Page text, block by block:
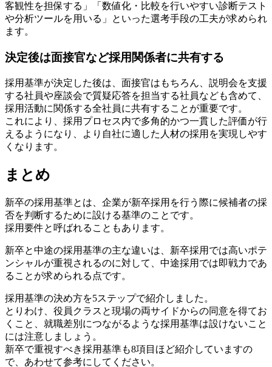
客観性を担保する」「数値化・比較を行いやすい診断テスト
や分析ツールを用いる」といった選考手段の工夫が求められ
ます。
決定後は面接官など採用関係者に共有する
採用基準が決定した後は、面接官はもちろん、説明会を支援
する社員や座談会で質疑応答を担当する社員なども含めて、
採用活動に関係する全社員に共有することが重要です。
これにより、採用プロセス内で多角的かつ一貫した評価が行
えるようになり、より自社に適した人材の採用を実現しやす
くなります。
まとめ
新卒の採用基準とは、企業が新卒採用を行う際に候補者の採
否を判断するために設ける基準のことです。
採用要件と呼ばれることもあります。
新卒と中途の採用基準の主な違いは、新卒採用では高いポテ
ンシャルが重視されるのに対して、中途採用では即戦力であ
ることが求められる点です。
採用基準の決め方を5ステップで紹介しました。
とりわけ、役員クラスと現場の両サイドからの同意を得てお
くこと、就職差別につながるような採用基準は設けないこと
には注意しましょう。
新卒で重視すべき採用基準も8項目ほど紹介していますの
で、あわせて参考にしてください。